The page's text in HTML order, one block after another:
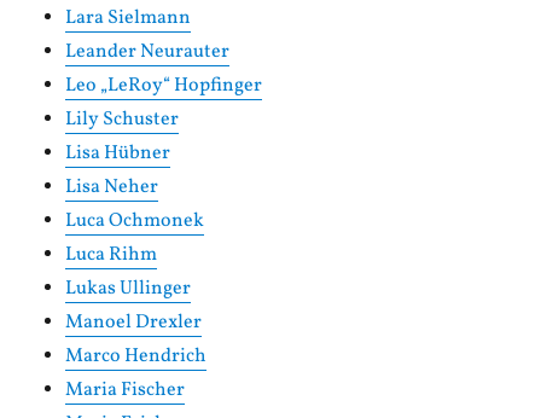
Lara Sielmann
Leander Neurauter
Leo „LeRoy“ Hopfinger
Lily Schuster
Lisa Hübner
Lisa Neher
Luca Ochmonek
Luca Rihm
Lukas Ullinger
Manoel Drexler
Marco Hendrich
Maria Fischer